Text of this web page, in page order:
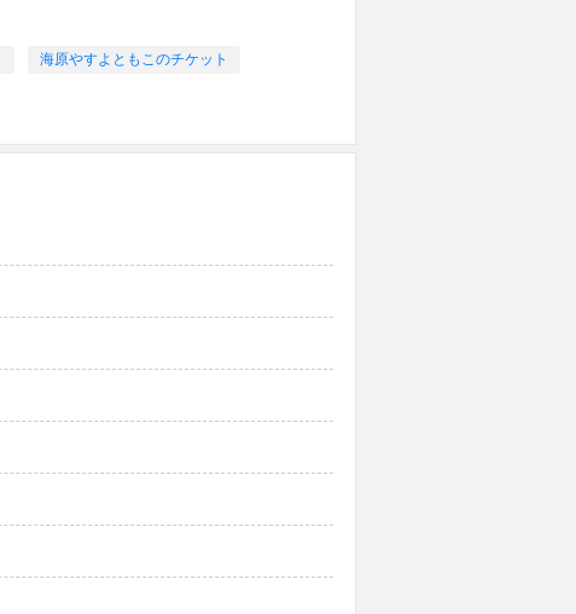
海原やすよともこのチケット